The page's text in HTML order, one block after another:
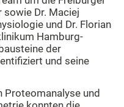
sowie Dr. Maciej
und Dr. Florian
Hamburg-
der
und seine
und